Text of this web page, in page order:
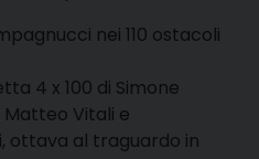
nei 110 ostacoli
4 x 100 di Simone
Vitali e
ottava al traguardo in